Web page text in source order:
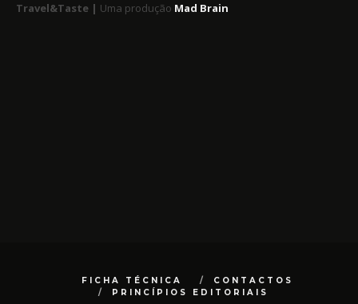
Travel&Taste | Uma produção Mad Brain
FICHA TÉCNICA
CONTACTOS
PRINCÍPIOS EDITORIAIS